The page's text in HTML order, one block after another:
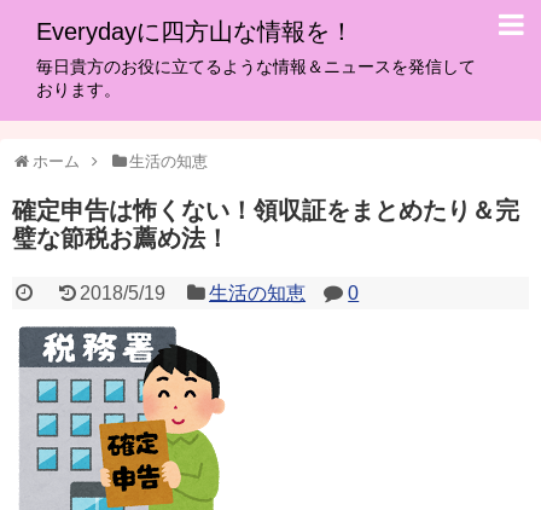
Everydayに四方山な情報を！
毎日貴方のお役に立てるような情報＆ニュースを発信して
おります。
ホーム 生活の知恵
確定申告は怖くない！領収証をまとめたり＆完
璧な節税お薦め法！
2018/5/19 生活の知恵 0